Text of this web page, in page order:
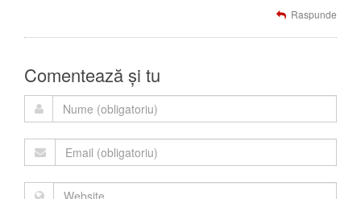
Raspunde
Comentează și tu